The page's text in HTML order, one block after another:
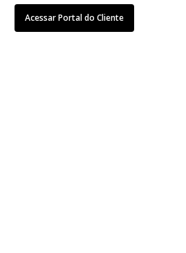
Acessar Portal do Cliente